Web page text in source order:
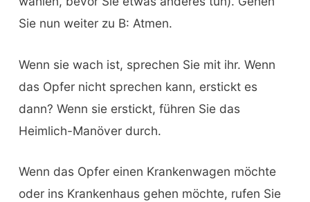
Sie nun weiter zu B: Atmen.
Wenn sie wach ist, sprechen Sie mit ihr. Wenn
das Opfer nicht sprechen kann, erstickt es
dann? Wenn sie erstickt, führen Sie das
Heimlich-Manöver durch.
Wenn das Opfer einen Krankenwagen möchte
oder ins Krankenhaus gehen möchte, rufen Sie